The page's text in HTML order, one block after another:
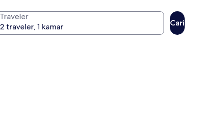
Traveler
Cari